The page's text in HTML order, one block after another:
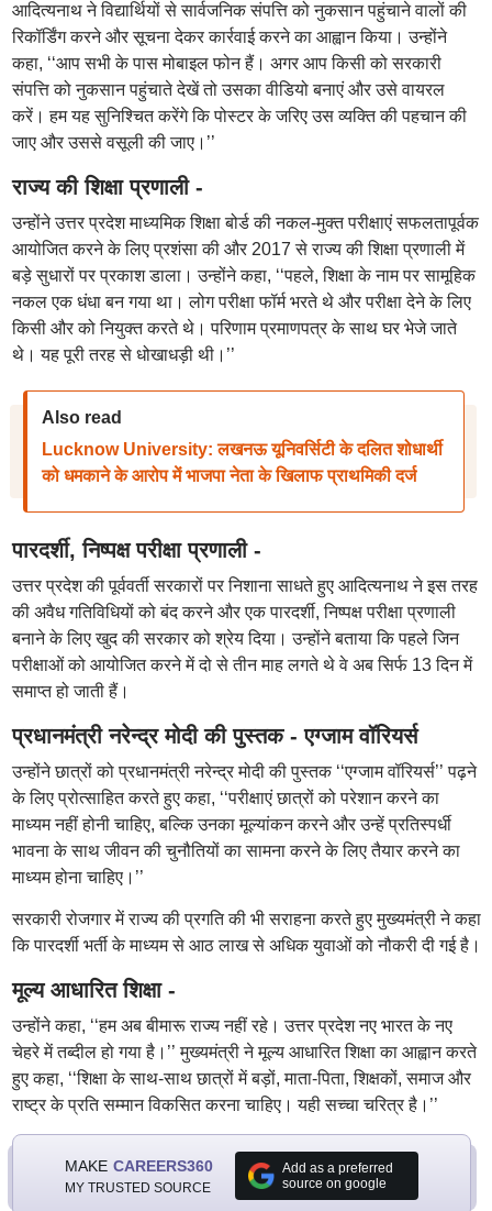
आदित्यनाथ ने विद्यार्थियों से सार्वजनिक संपत्ति को नुकसान पहुंचाने वालों की
रिकॉर्डिंग करने और सूचना देकर कार्रवाई करने का आह्वान किया। उन्होंने
कहा, ‘‘आप सभी के पास मोबाइल फोन हैं। अगर आप किसी को सरकारी
संपत्ति को नुकसान पहुंचाते देखें तो उसका वीडियो बनाएं और उसे वायरल
करें। हम यह सुनिश्चित करेंगे कि पोस्टर के जरिए उस व्यक्ति की पहचान की
जाए और उससे वसूली की जाए।’’
राज्य की शिक्षा प्रणाली -
उन्होंने उत्तर प्रदेश माध्यमिक शिक्षा बोर्ड की नकल-मुक्त परीक्षाएं सफलतापूर्वक
आयोजित करने के लिए प्रशंसा की और 2017 से राज्य की शिक्षा प्रणाली में
बड़े सुधारों पर प्रकाश डाला। उन्होंने कहा, ‘‘पहले, शिक्षा के नाम पर सामूहिक
नकल एक धंधा बन गया था। लोग परीक्षा फॉर्म भरते थे और परीक्षा देने के लिए
किसी और को नियुक्त करते थे। परिणाम प्रमाणपत्र के साथ घर भेजे जाते
थे। यह पूरी तरह से धोखाधड़ी थी।’’
Also read
Lucknow University: लखनऊ यूनिवर्सिटी के दलित शोधार्थी
को धमकाने के आरोप में भाजपा नेता के खिलाफ प्राथमिकी दर्ज
पारदर्शी, निष्पक्ष परीक्षा प्रणाली -
उत्तर प्रदेश की पूर्ववर्ती सरकारों पर निशाना साधते हुए आदित्यनाथ ने इस तरह
की अवैध गतिविधियों को बंद करने और एक पारदर्शी, निष्पक्ष परीक्षा प्रणाली
बनाने के लिए खुद की सरकार को श्रेय दिया। उन्होंने बताया कि पहले जिन
परीक्षाओं को आयोजित करने में दो से तीन माह लगते थे वे अब सिर्फ 13 दिन में
समाप्त हो जाती हैं।
प्रधानमंत्री नरेन्द्र मोदी की पुस्तक - एग्जाम वॉरियर्स
उन्होंने छात्रों को प्रधानमंत्री नरेन्द्र मोदी की पुस्तक ‘‘एग्जाम वॉरियर्स’’ पढ़ने
के लिए प्रोत्साहित करते हुए कहा, ‘‘परीक्षाएं छात्रों को परेशान करने का
माध्यम नहीं होनी चाहिए, बल्कि उनका मूल्यांकन करने और उन्हें प्रतिस्पर्धी
भावना के साथ जीवन की चुनौतियों का सामना करने के लिए तैयार करने का
माध्यम होना चाहिए।’’
सरकारी रोजगार में राज्य की प्रगति की भी सराहना करते हुए मुख्यमंत्री ने कहा
कि पारदर्शी भर्ती के माध्यम से आठ लाख से अधिक युवाओं को नौकरी दी गई है।
मूल्य आधारित शिक्षा -
उन्होंने कहा, ‘‘हम अब बीमारू राज्य नहीं रहे। उत्तर प्रदेश नए भारत के नए
चेहरे में तब्दील हो गया है।’’ मुख्यमंत्री ने मूल्य आधारित शिक्षा का आह्वान करते
हुए कहा, ‘‘शिक्षा के साथ-साथ छात्रों में बड़ों, माता-पिता, शिक्षकों, समाज और
राष्ट्र के प्रति सम्मान विकसित करना चाहिए। यही सच्चा चरित्र है।’’
MAKE CAREERS360
MY TRUSTED SOURCE
Add as a preferred
source on google